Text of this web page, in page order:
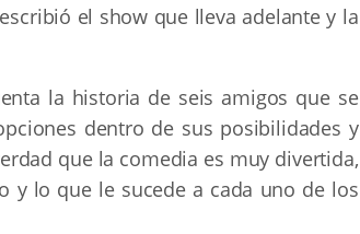
el show que lleva adelante y la
la historia de seis amigos que se
dentro de sus posibilidades y
que la comedia es muy divertida,
y lo que le sucede a cada uno de los